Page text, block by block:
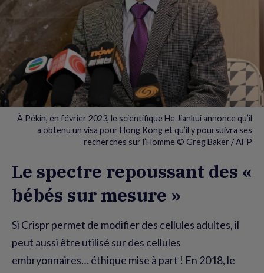
À Pékin, en février 2023, le scientifique He Jiankui annonce qu’il
a obtenu un visa pour Hong Kong et qu’il y poursuivra ses
recherches sur l’Homme © Greg Baker / AFP
Le spectre repoussant des «
bébés sur mesure »
Si Crispr permet de modifier des cellules adultes, il
peut aussi être utilisé sur des cellules
embryonnaires… éthique mise à part ! En 2018, le